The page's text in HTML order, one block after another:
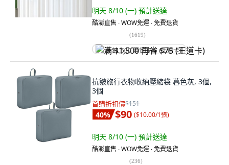
明天 8/10 (一) 預計送達
酷澎直售 ∙ WOW免運 ∙ 免費退貨
(1619)
满 $1,500 再省 $75 (王道卡)
抗皺旅行衣物收納壓縮袋 暮色灰, 3個,
3個
首購折扣價$151
40% $90 ($10.00/1張)
明天 8/10 (一) 預計送達
酷澎直售 ∙ WOW免運 ∙ 免費退貨
(236)